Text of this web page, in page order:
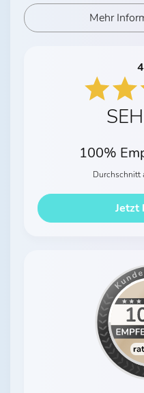
Mehr
100%
Durchschnitt
Jetzt